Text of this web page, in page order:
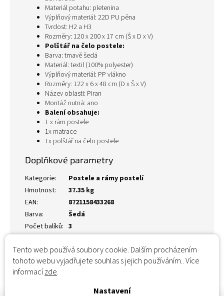
Tento web používá soubory cookie. Dalším procházením
tohoto webu vyjadřujete souhlas s jejich používáním.. Více
informacízde.
Nastavení
Materiál potahu: pletenina
Výplňový materiál: 22D PU pěna
Tvrdost: H2 a H3
Rozměry: 120 x 200 x 17 cm (Š x D x V)
Polštář na čelo postele:
Barva: tmavě šedá
Materiál: textil (100% polyester)
Výplňový materiál: PP vlákno
Rozměry: 122 x 6 x 48 cm (D x Š x V)
Název oblasti: Piran
Montáž nutná: ano
Balení obsahuje:
1 x rám postele
1x matrace
1x polštář na čelo postele
Doplňkové parametry
Kategorie:
Postele a rámy postelí
Hmotnost:
37.35 kg
EAN:
8721158433268
Barva:
Šedá
Počet balíků: 3